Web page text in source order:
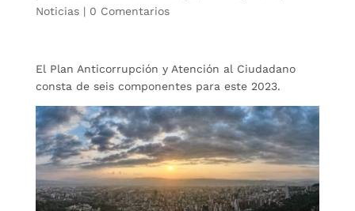
Noticias| 0 Comentarios
El Plan Anticorrupción y Atención al Ciudadano
consta de seis componentes para este 2023.